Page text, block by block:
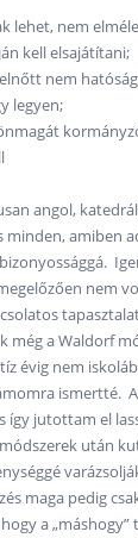
lehet, nem
kell elsajátítani;
nem
legyen;
angol,
minden, amiben
nem
még a Waldorf
évig nem
ismertté.
így jutottam el
után
maga pedig
a